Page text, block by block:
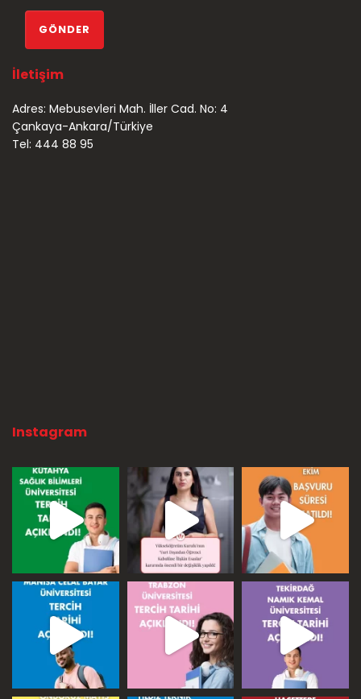
İletişim
Adres: Mebusevleri Mah. İller Cad. No: 4
Çankaya-Ankara/Türkiye
Tel: 444 88 95
Instagram